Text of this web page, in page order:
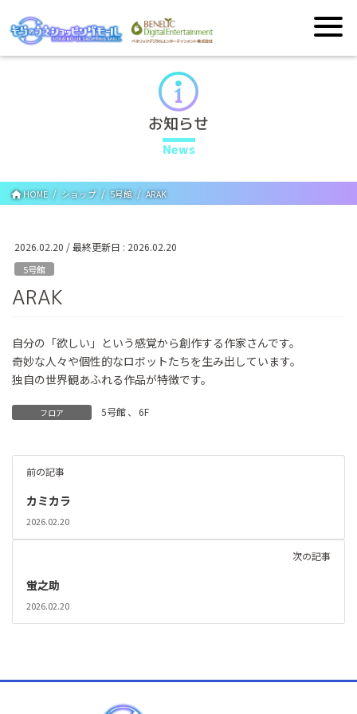
お知らせ
News
HOME ショップ 5号館 ARAK
2026.02.20 / 最終更新日 : 2026.02.20
5号館
ARAK
自分の「欲しい」という感覚から創作する作家さんです。
奇妙な人々や個性的なロボットたちを生み出しています。
独自の世界観あふれる作品が特徴です。
フロア 5号館、 6F
前の記事
カミカラ
2026.02.20
次の記事
蛍之助
2026.02.20